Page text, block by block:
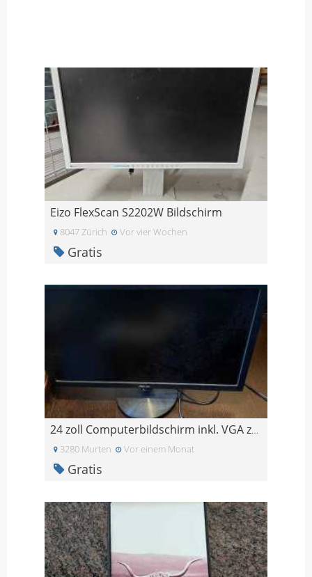
Eizo FlexScan S2202W Bildschirm
8047 Zürich Vor vier Wochen
Gratis
24 zoll Computerbildschirm inkl. VGA zu HDMI Kabel
3280 Murten Vor einem Monat
Gratis